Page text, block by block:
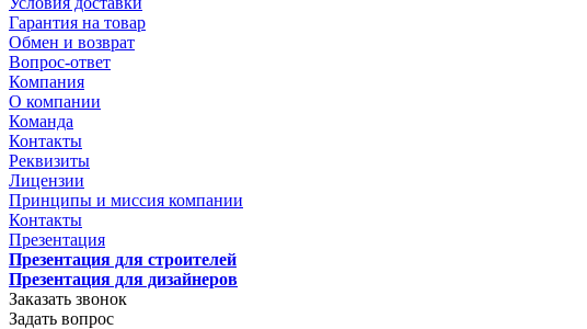
Гарантия на товар
Обмен и возврат
Вопрос-ответ
Компания
О компании
Команда
Контакты
Реквизиты
Лицензии
Принципы и миссия компании
Контакты
Презентация
Презентация для строителей
Презентация для дизайнеров
Заказать звонок
Задать вопрос